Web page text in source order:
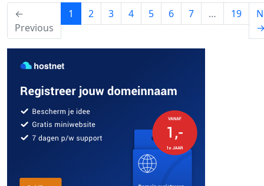
←
Previous
1 (current)
2 3 4 5 6 7 … 19